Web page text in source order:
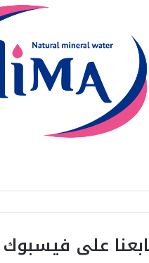
على فيسبوك